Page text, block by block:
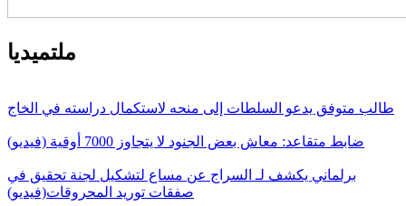
ملتميديا
طالب متوفق يدعو السلطات إلى منحه لاستكمال دراسته في الخاج
ضابط متقاعد: معاش بعض الجنود لا يتجاوز 7000 أوقية (فيديو)
برلماني يكشف لـ السراج عن مساع لتشكيل لجنة تحقيق في
صفقات توريد المحروقات(فيديو)